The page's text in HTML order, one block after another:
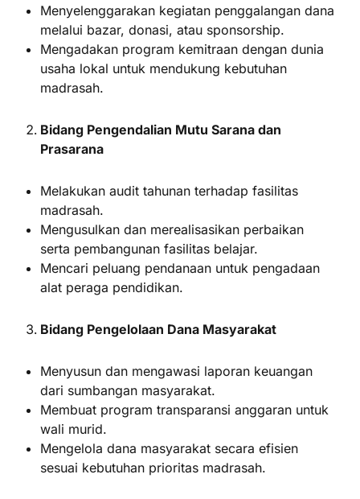
Menyelenggarakan kegiatan penggalangan dana
melalui bazar, donasi, atau sponsorship.
Mengadakan program kemitraan dengan dunia
usaha lokal untuk mendukung kebutuhan
madrasah.
Bidang Pengendalian Mutu Sarana dan
Prasarana
Melakukan audit tahunan terhadap fasilitas
madrasah.
Mengusulkan dan merealisasikan perbaikan
serta pembangunan fasilitas belajar.
Mencari peluang pendanaan untuk pengadaan
alat peraga pendidikan.
Bidang Pengelolaan Dana Masyarakat
Menyusun dan mengawasi laporan keuangan
dari sumbangan masyarakat.
Membuat program transparansi anggaran untuk
wali murid.
Mengelola dana masyarakat secara efisien
sesuai kebutuhan prioritas madrasah.